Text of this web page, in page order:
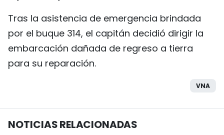
Tras la asistencia de emergencia brindada
por el buque 314, el capitán decidió dirigir la
embarcación dañada de regreso a tierra
para su reparación.
VNA
NOTICIAS RELACIONADAS